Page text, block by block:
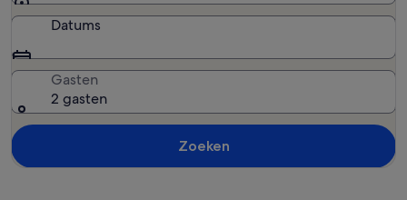
Datums
Gasten
2 gasten
Zoeken